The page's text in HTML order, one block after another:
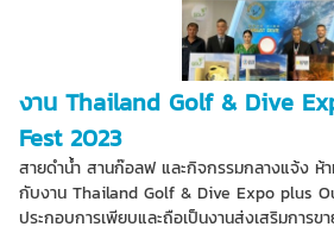
งาน Thailand Golf & Dive
Fest 2023
สายดำน้ำ สานก๊อลฟ และกิจกรรมกลางแจ้ง ห้
กับงาน Thailand Golf & Dive Expo plus
ประกอบการเพียบและถือเป็นงานส่งเสริมการข